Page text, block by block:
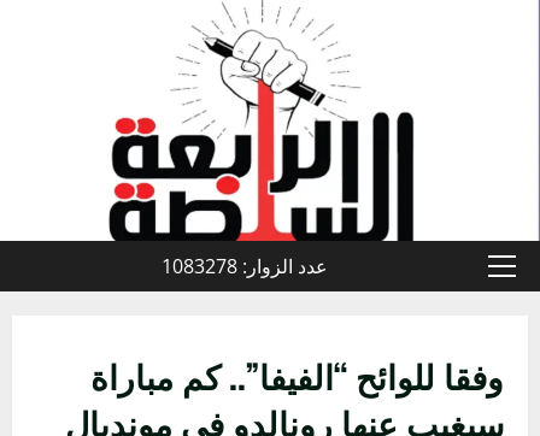
القائمة
عدد الزوار: 1083278
وفقا للوائح “الفيفا”.. كم مباراة
سيغيب عنها رونالدو في مونديال